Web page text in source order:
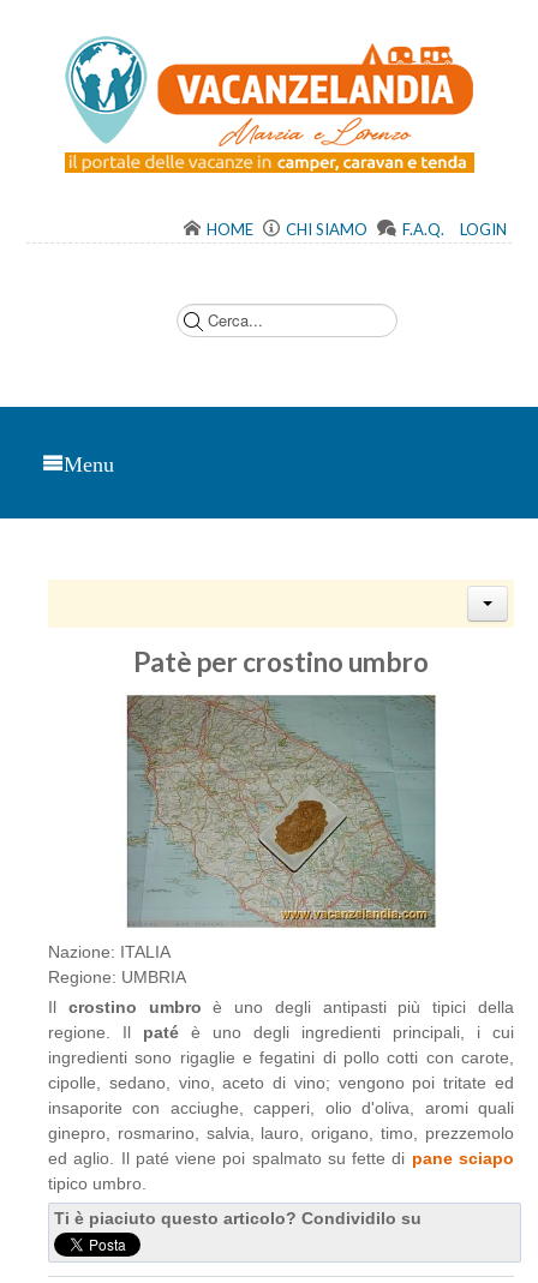
HOME CHI SIAMO F.A.Q. LOGIN
Menu
Patè per crostino umbro
Nazione: ITALIA
Regione: UMBRIA
Il crostino umbroè uno degli antipasti più tipici della
regione. Il paté è uno degli ingredienti principali, i cui
ingredienti sono rigaglie e fegatini di pollo cotti con carote,
cipolle, sedano, vino, aceto di vino; vengono poi tritate ed
insaporite con acciughe, capperi, olio d'oliva, aromi quali
ginepro, rosmarino, salvia, lauro, origano, timo, prezzemolo
ed aglio. Il paté viene poi spalmato su fette di pane sciapo
tipico umbro.
Ti è piaciuto questo articolo? Condividilo su